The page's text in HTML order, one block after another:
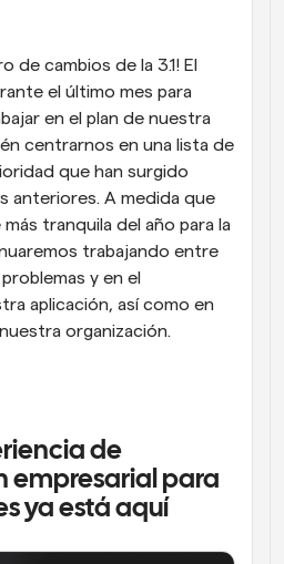
con llamadas
por IA
y los recordatorios
las últimas noticias y
en minutos
forma fluida con varias personas
de cambios de la 3.1! El
el último mes para
en el plan de nuestra
centrarnos en una lista de
que han surgido
anteriores. A medida que
tranquila del año para la
trabajando entre
y en el
aplicación, así como en
organización.
de
empresarial para
ya está aquí